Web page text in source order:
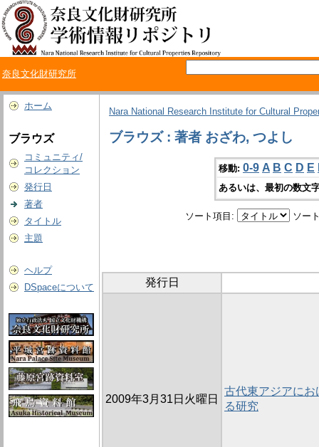
奈良文化財研究所
ホーム
ブラウズ
コミュニティ/
コレクション
発行日
著者
タイトル
主題
ヘルプ
DSpaceについて
Nara National Research Institute for Cultural
ブラウズ : 著者 おざわ, つよし
移動: 0-9 A B C D E
あるいは、最初の数文
ソート項目: ソー
発行日
2009年3月31日火曜日
古代東アジアに
る研究